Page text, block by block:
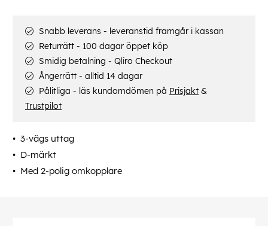
3-vägs uttag
D-märkt
Med 2-polig omkopplare
Snabb leverans - leveranstid framgår i kassan
Returrätt - 100 dagar öppet köp
Smidig betalning - Qliro Checkout
Ångerrätt - alltid 14 dagar
Pålitliga - läs kundomdömen på Prisjakt &
Trustpilot